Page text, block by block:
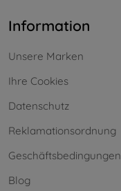
Information
Unsere Marken
Ihre Cookies
Datenschutz
Reklamationsordnung
Geschäftsbedingungen
Blog